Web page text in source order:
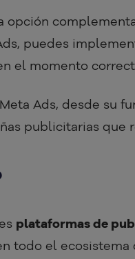
opción
puedes
el momento
Ads, desde su
publicitarias que
plataformas de
todo el